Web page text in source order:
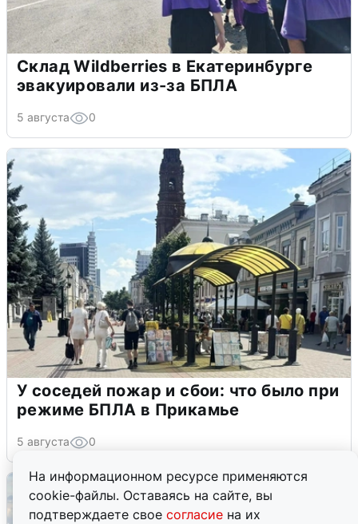
На информационном ресурсе применяются
cookie-файлы. Оставаясь на сайте, вы
подтверждаете свое согласие на их
Склад Wildberries в Екатеринбурге
эвакуировали из-за БПЛА
5 августа 0
У соседей пожар и сбои: что было при
режиме БПЛА в Прикамье
5 августа 0